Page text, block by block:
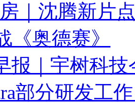
｜沈腾新片
《奥德赛》
报｜宇树科
部分研发工